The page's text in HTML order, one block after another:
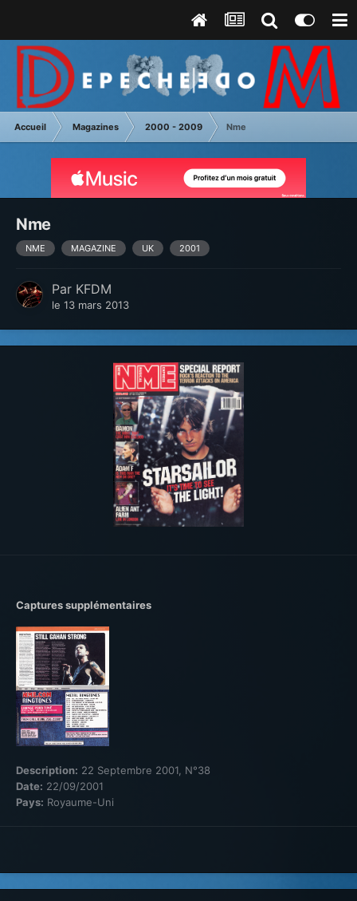
Accueil Magazines 2000 - 2009 Nme
Nme
NME MAGAZINE UK 2001
Par KFDM
le 13 mars 2013
Captures supplémentaires
Description: 22 Septembre 2001, N°38
Date: 22/09/2001
Pays: Royaume-Uni